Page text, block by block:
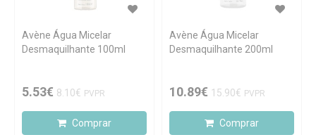
Avène Água Micelar
Desmaquilhante 100ml
5.53€ 8.10€ PVPR
Comprar
Avène Água Micelar
Desmaquilhante 200ml
10.89€ 15.90€ PVPR
Comprar